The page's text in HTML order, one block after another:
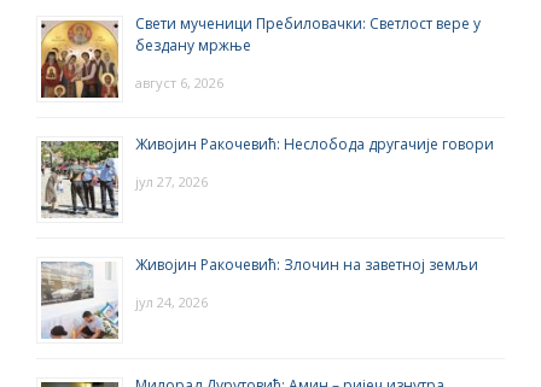
Свети мученици Пребиловачки: Светлост вере у
бездану мржње
август 6, 2026
Живојин Ракочевић: Неслобода другачије говори
јул 27, 2026
Живојин Ракочевић: Злочин на заветној земљи
јул 24, 2026